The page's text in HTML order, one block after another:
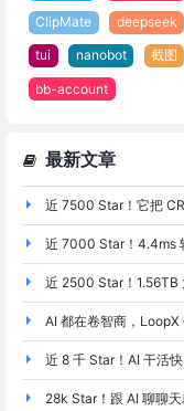
ClipMate deepseek
tui nanobot 截图
bb-account
最新文章
近 7500 Star！它把
近 7000 Star！4.4ms
近 2500 Star！1.56TB
AI 都在卷智商，LoopX
近 8 千 Star！AI 干活
28k Star！跟 AI 聊聊